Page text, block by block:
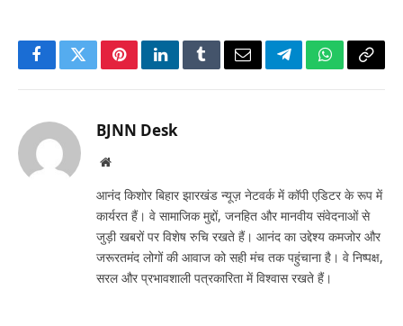
FacebookTwitterPinterestLinkedInTumblrEmailTelegramWhatsApp
Copy
BJNN Desk
Website
आनंद किशोर बिहार झारखंड न्यूज़ नेटवर्क में कॉपी एडिटर के रूप में
कार्यरत हैं। वे सामाजिक मुद्दों, जनहित और मानवीय संवेदनाओं से
जुड़ी खबरों पर विशेष रुचि रखते हैं। आनंद का उद्देश्य कमजोर और
जरूरतमंद लोगों की आवाज को सही मंच तक पहुंचाना है। वे निष्पक्ष,
सरल और प्रभावशाली पत्रकारिता में विश्वास रखते हैं।